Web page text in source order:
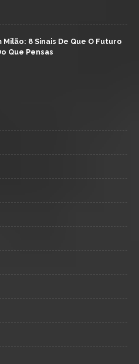
Milão: 8 Sinais De Que O Futuro
Que Pensas